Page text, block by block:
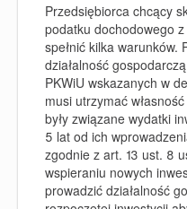
Przedsiębiorca chcący
podatku dochodowego
spełnić kilka warunków.
działalność
PKWiU wskazanych w
musi utrzymać
były związane wydatki
5 lat od ich
zgodnie z art. 13 ust. 8
wspieraniu nowych
prowadzić działalność